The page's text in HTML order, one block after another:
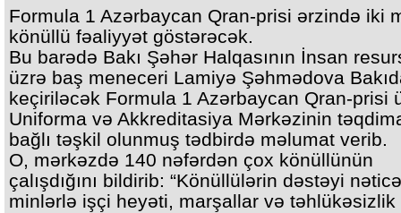
Formula 1 Azərbaycan Qran-prisi ərzində iki
könüllü fəaliyyət göstərəcək.
Bu barədə Bakı Şəhər Halqasının İnsan
üzrə baş meneceri Lamiyə Şəhmədova
keçiriləcək Formula 1 Azərbaycan Qran-prisi
Uniforma və Akkreditasiya Mərkəzinin
bağlı təşkil olunmuş tədbirdə məlumat verib.
O, mərkəzdə 140 nəfərdən çox könüllünün
çalışdığını bildirib: “Könüllülərin dəstəyi
minlərlə işçi heyəti, marşallar və təhlükəsizlik